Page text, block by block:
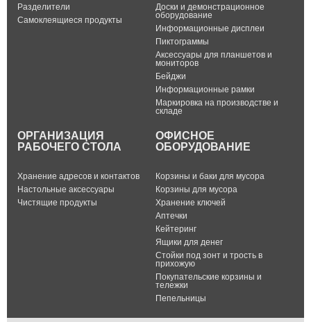
Разделители
Самоклеящиеся продукты
Доски и демонстрационное
оборудование
Информационные дисплеи
Пиктограммы
Аксессуары для планшетов и
мониторов
Бейджи
Информационные рамки
Маркировка на производстве и
складе
ОРГАНИЗАЦИЯ
РАБОЧЕГО СТОЛА
Хранение адресов и контактов
Настольные аксессуары
Чистящие продукты
ОФИСНОЕ
ОБОРУДОВАНИЕ
Корзины и баки для мусора
Корзины для мусора
Хранение ключей
Аптечки
Кейтеринг
Ящики для денег
Стойки под зонт и трость в
прихожую
Покупательские корзины и
тележки
Пепельницы